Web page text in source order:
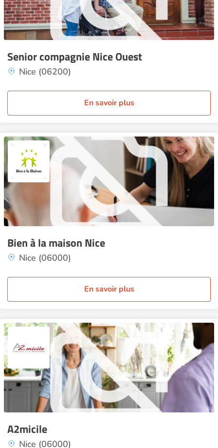
Senior compagnie Nice Ouest
Nice (06200)
En savoir plus
Bien à la maison Nice
Nice (06000)
En savoir plus
A2micile
Nice (06000)